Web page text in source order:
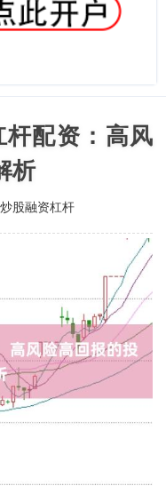
配资：高风
析
炒股融资杠杆